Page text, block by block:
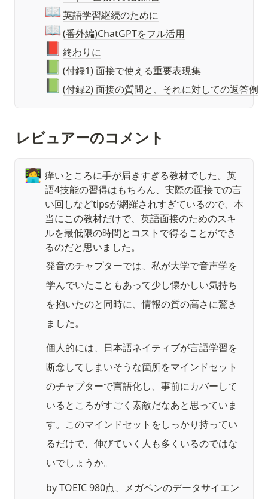
📖英語学習継続のために
📖(番外編)ChatGPTをフル活用
終わりに
(付録1) 面接で使える重要表現集
(付録2) 面接の質問と、それに対しての返答例
レビュアーのコメント
👩‍💻 痒いところに手が届きすぎる教材でした。英
語4技能の習得はもちろん、実際の面接での言
い回しなどtipsが網羅されすぎているので、本
当にこの教材だけで、英語面接のためのスキ
ルを最低限の時間とコストで得ることができ
るのだと思いました。
発音のチャプターでは、私が大学で音声学を
学んでいたこともあって少し懐かしい気持ち
を抱いたのと同時に、情報の質の高さに驚き
ました。
個人的には、日本語ネイティブが言語学習を
断念してしまいそうな箇所をマインドセット
のチャプターで言語化し、事前にカバーして
いるところがすごく素敵だなあと思っていま
す。このマインドセットをしっかり持ってい
るだけで、伸びていく人も多くいるのではな
いでしょうか。
by TOEIC 980点、メガベンのデータサイエン